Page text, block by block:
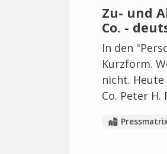
Zu- und
Co. -
In den
Kurzform.
nicht.
Co. Peter